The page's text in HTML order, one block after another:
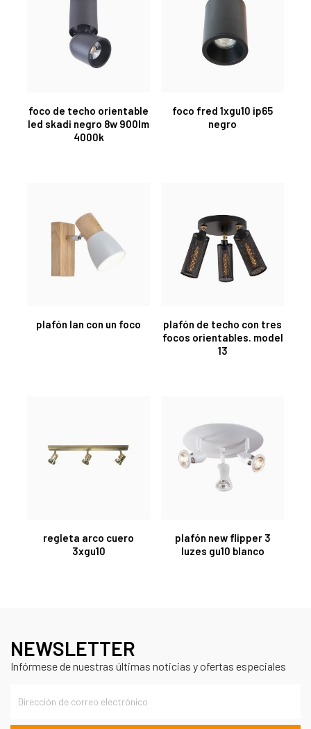
foco de techo orientable
led skadi negro 8w 900lm
4000k
foco fred 1xgu10 ip65
negro
plafón lan con un foco
plafón de techo con tres
focos orientables. model
13
regleta arco cuero
3xgu10
plafón new flipper 3
luzes gu10 blanco
NEWSLETTER
Infórmese de nuestras últimas noticias y ofertas especiales